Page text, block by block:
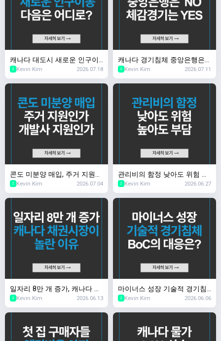
캐나다 대도시 새로운 인구이
동 다음은 어디로?
2 Kevin Kim 2026.07.18
캐나다 경기침체 중앙은행은
NO, 체감 경기는 YES
2 Kevin Kim 2026.07.11
콘도 미분양 매입, 주거 지원인
가 개발사 지원인가
2 Kevin Kim 2026.07.04
관리비의 함정 낮아도 위험 높
아도 부담
2 Kevin Kim 2026.06.27
일자리 8만 개 증가, 캐나다 채
권시장이 놀란 이유
2 Kevin Kim 2026.06.13
마이너스 성장 기술적 경기침
체, BoC의 대응은?
2 Kevin Kim 2026.06.06